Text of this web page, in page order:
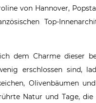
von Hannover,
Top-
dem Charme dieser
erschlossen sind,
Olivenbäumen
Natur und Tage,